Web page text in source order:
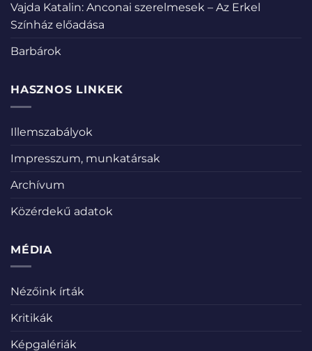
Vajda Katalin: Anconai szerelmesek – Az Erkel
Színház előadása
Barbárok
HASZNOS LINKEK
Illemszabályok
Impresszum, munkatársak
Archívum
Közérdekű adatok
MÉDIA
Nézőink írták
Kritikák
Képgalériák